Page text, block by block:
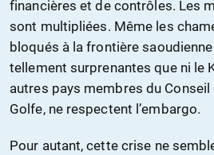
financières et de contrôles. Les
sont multipliées. Même les
bloqués à la frontière
tellement surprenantes que ni le
autres pays membres du
Golfe, ne respectent l’embargo.
Pour autant, cette crise ne